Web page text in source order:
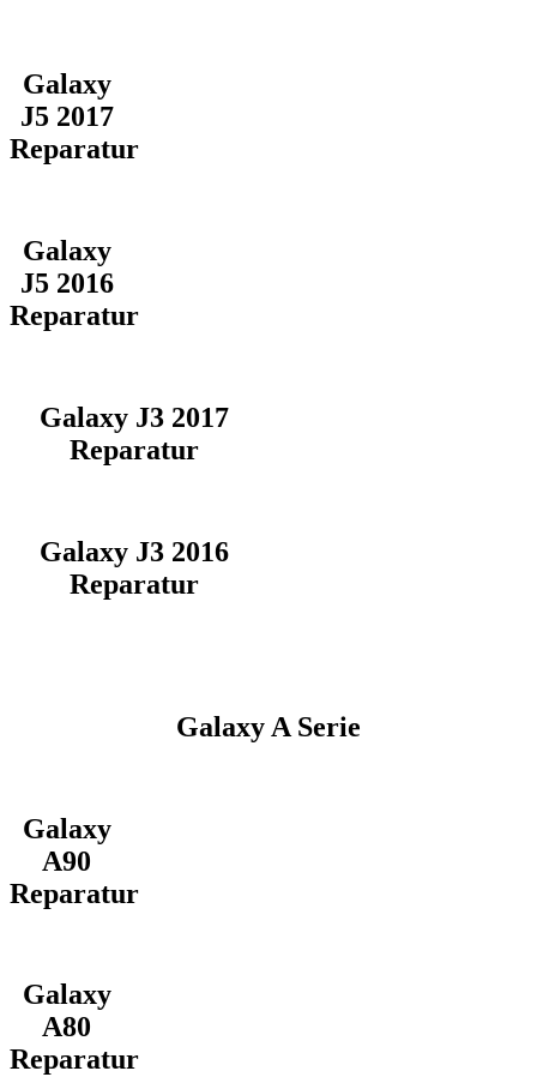
Galaxy
J5 2017
Reparatur
Galaxy
J5 2016
Reparatur
Galaxy J3 2017
Reparatur
Galaxy J3 2016
Reparatur
Galaxy A Serie
Galaxy
A90
Reparatur
Galaxy
A80
Reparatur